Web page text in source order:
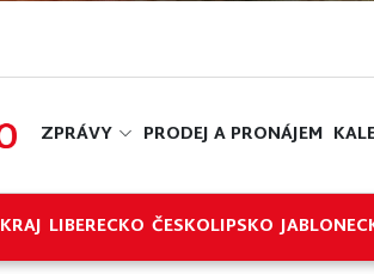
ZPRÁVY PRODEJ A PRONÁJEM
KRAJ LIBERECKO ČESKOLIPSKO